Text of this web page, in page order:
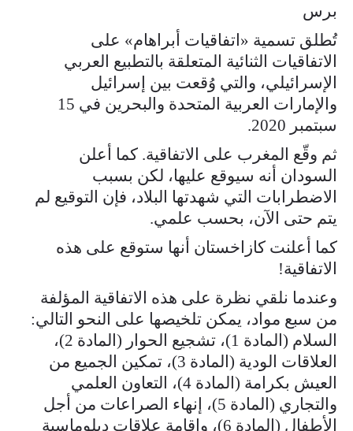
برس
تُطلق تسمية «اتفاقيات أبراهام» على
الاتفاقيات الثنائية المتعلقة بالتطبيع العربي
الإسرائيلي، والتي وُقعت بين إسرائيل
والإمارات العربية المتحدة والبحرين في 15
سبتمبر 2020.
ثم وقّع المغرب على الاتفاقية. كما أعلن
السودان أنه سيوقع عليها، لكن بسبب
الاضطرابات التي شهدتها البلاد، فإن التوقيع لم
يتم حتى الآن، بحسب علمي.
كما أعلنت كازاخستان أنها ستوقع على هذه
الاتفاقية!
وعندما نلقي نظرة على هذه الاتفاقية المؤلفة
من سبع مواد، يمكن تلخيصها على النحو التالي:
السلام (المادة 1)، تشجيع الحوار (المادة 2)،
العلاقات الودية (المادة 3)، تمكين الجميع من
العيش بكرامة (المادة 4)، التعاون العلمي
والتجاري (المادة 5)، إنهاء الصراعات من أجل
الأطفال (المادة 6)، وإقامة علاقات دبلوماسية